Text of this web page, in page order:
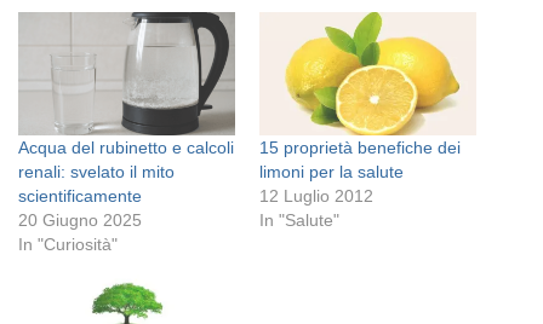
Acqua del rubinetto e calcoli
renali: svelato il mito
scientificamente
20 Giugno 2025
In "Curiosità"
15 proprietà benefiche dei
limoni per la salute
12 Luglio 2012
In "Salute"